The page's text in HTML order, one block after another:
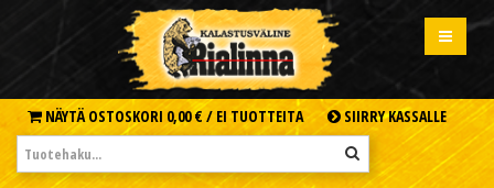
NÄYTÄ OSTOSKORI 0,00 € / EI TUOTTEITA SIIRRY KASSALLE